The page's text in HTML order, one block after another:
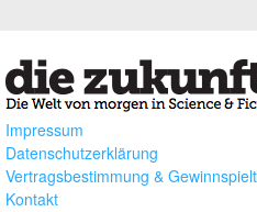
Impressum
Datenschutzerklärung
Vertragsbestimmung &
Kontakt